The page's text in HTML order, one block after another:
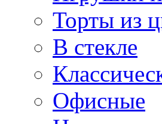
Торты из
В стекле
Офисные